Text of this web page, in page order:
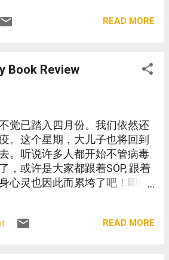
READ MORE
Book Review
觉已踏入四月份。我们依然还
。这个星期，大儿子也将回到
。听说许多人都开始不管病毒
，或许是大家都跟着SOP, 跟着
心灵也因此而累垮了吧！即便
READ MORE